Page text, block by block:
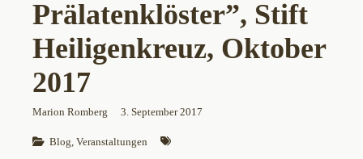
Prälatenklöster”, Stift
Heiligenkreuz, Oktober
2017
Marion Romberg 3. September 2017
Blog, Veranstaltungen